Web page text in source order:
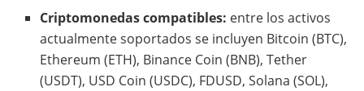
Criptomonedas compatibles: entre los activos
actualmente soportados se incluyen Bitcoin (BTC),
Ethereum (ETH), Binance Coin (BNB), Tether
(USDT), USD Coin (USDC), FDUSD, Solana (SOL),